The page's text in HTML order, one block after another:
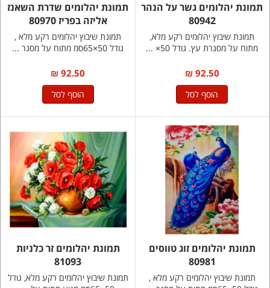
תמונת יהלומים גשר על הנהר
80942
תמונת שיבוץ יהלומים רקע מלא,
מתוח על מסגרת עץ. גודל 50× ...
92.50 ₪
הוסף לסל
תמונת יהלומים שדרת השאנז
אליזה בפריז 80970
תמונת שיבוץ יהלומים רקע מלא ,
גודל 50×65סמ מתוח על מסגר ...
92.50 ₪
הוסף לסל
תמונת יהלומים זוג טווסים
80981
תמונת שיבוץ יהלומים רקע מלא ,
תמונת יהלומים זר כלניות
81093
תמונת שיבוץ יהלומים רקע מלא, גודל